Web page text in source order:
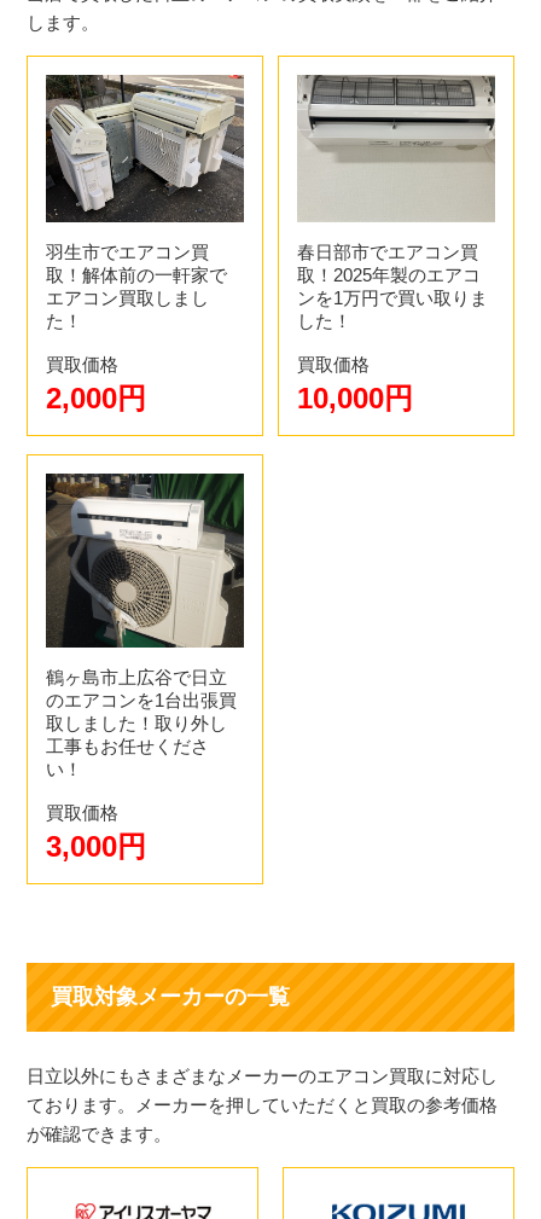
3.日程の調整
夏場、年度末の2月、3月は混みあいますのでお早めにご相
談ください。お客様が希望日する日程でのお伺いを最優先
します。お急ぎの方は最短即日も可能です。
4.出張買取・お支払い
電気工事の資格を持ったスタッフがお伺いし、取り外し工
事を行います。買取価格は現地現金払いになりますので、
その場で査定、取り外し、買取価格を現金でお渡ししま
す。
付属品・エアコンの状態を確認させて頂きます。リモコ
ン、配管、取付パネルを忘れてきてしまう方が多いので忘
れ物がないようにしてください。
4.お支払い
買取価格にご納得いただけたらその場で現金買取致しま
します。
羽生市でエアコン買
取！解体前の一軒家で
エアコン買取しまし
た！
買取価格
2,000円
春日部市でエアコン買
取！2025年製のエアコ
ンを1万円で買い取りま
した！
買取価格
10,000円
鶴ヶ島市上広谷で日立
のエアコンを1台出張買
取しました！取り外し
工事もお任せくださ
い！
買取価格
3,000円
買取対象メーカーの一覧
日立以外にもさまざまなメーカーのエアコン買取に対応し
ております。メーカーを押していただくと買取の参考価格
が確認できます。